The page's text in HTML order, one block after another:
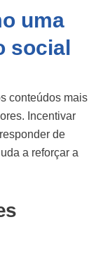
uma
social
conteúdos mais
Incentivar
de
a reforçar a